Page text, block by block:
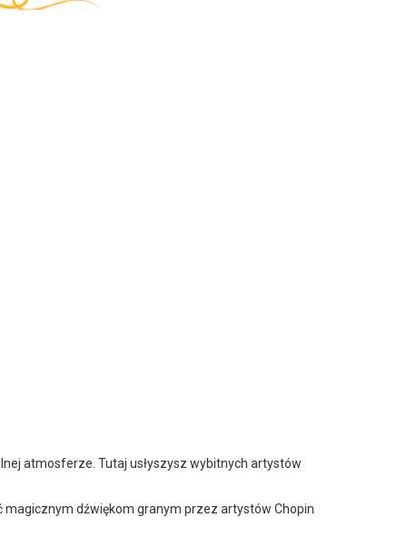
atmosferze. Tutaj usłyszysz wybitnych artystów
magicznym dźwiękom granym przez artystów Chopin